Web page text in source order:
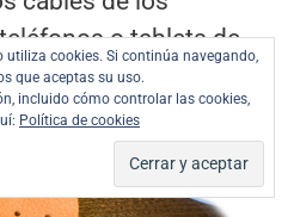
o tablets de
utiliza cookies. Si continúa navegando,
que aceptas su uso.
incluido cómo controlar las cookies,
Política de cookies